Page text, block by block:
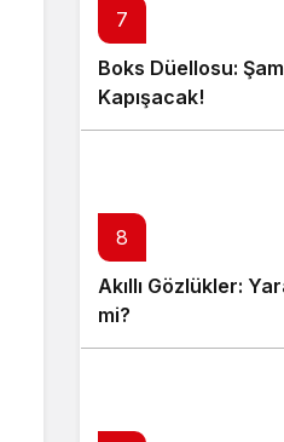
7
Boks Düellosu:
Kapışacak!
8
Akıllı Gözlükler:
mi?